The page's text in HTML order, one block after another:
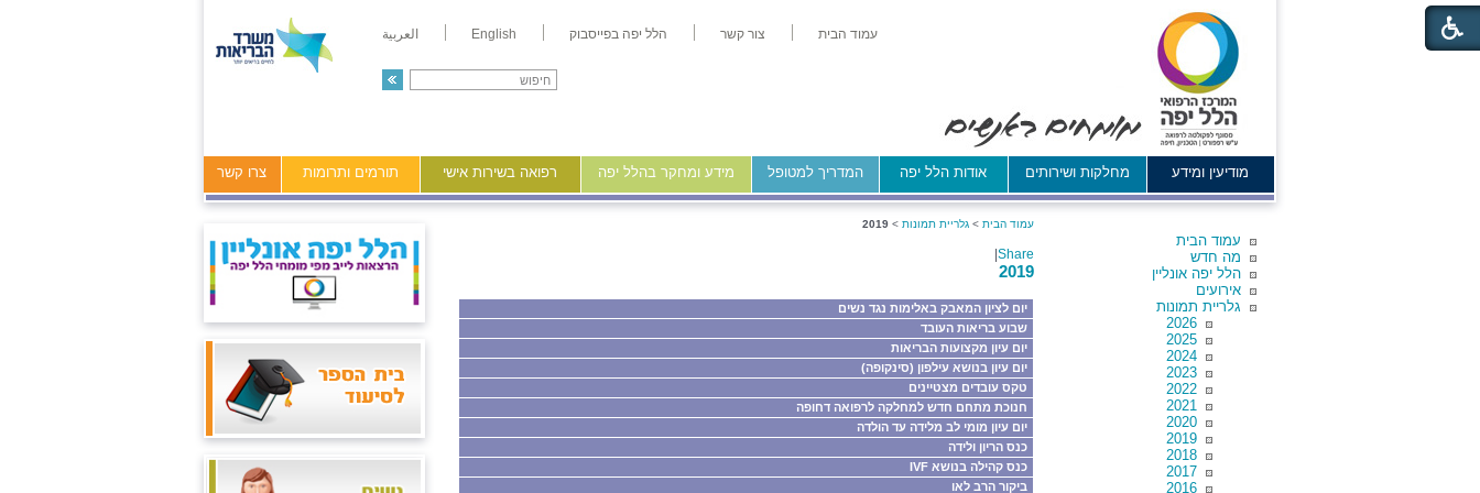
עמוד הבית צור קשר הלל יפה בפייסבוק English العربية
מודיעין ומידע מחלקות ושירותים אודות הלל יפה המדריך למטופל מידע ומחקר בהלל יפה רפואה בשירות אישי תורמים ותרומות צרו קשר
עמוד הבית
מה חדש
הלל יפה אונליין
אירועים
גלריית תמונות
2026
2025
2024
2023
2022
2021
2020
2019
2018
2017
2016
עמוד הבית > גלריית תמונות >
2019
Share
2019
יום לציון המאבק באלימות נגד נשים
שבוע בריאות העובד
יום עיון מקצועות הבריאות
יום עיון בנושא עילפון (סינקופה)
טקס עובדים מצטיינים
חנוכת מתחם חדש למחלקה לרפואה דחופה
יום עיון מומי לב מלידה עד הולדה
כנס הריון ולידה
כנס קהילה בנושא IVF
ביקור הרב לאו